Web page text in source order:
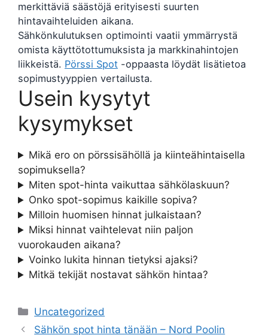
merkittäviä säästöjä erityisesti suurten
hintavaihteluiden aikana.
Sähkönkulutuksen optimointi vaatii ymmärrystä
omista käyttötottumuksista ja markkinahintojen
liikkeistä. Pörssi Spot -oppaasta löydät lisätietoa
sopimustyyppien vertailusta.
Usein kysytyt
kysymykset
Mikä ero on pörssisähöllä ja kiinteähintaisella
sopimuksella?
Miten spot-hinta vaikuttaa sähkölaskuun?
Onko spot-sopimus kaikille sopiva?
Milloin huomisen hinnat julkaistaan?
Miksi hinnat vaihtelevat niin paljon
vuorokauden aikana?
Voinko lukita hinnan tietyksi ajaksi?
Mitkä tekijät nostavat sähkön hintaa?
Categories
Uncategorized
Sähkön spot hinta tänään – Nord Poolin